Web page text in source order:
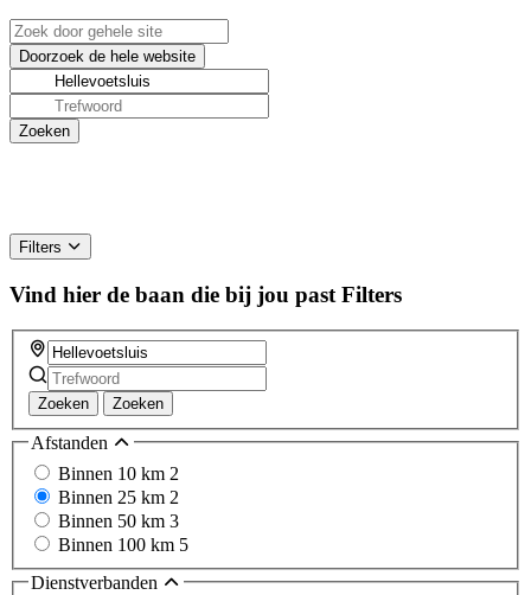
Filters
Vind hier de baan die bij jou past Filters
Zoeken Zoeken
Afstanden
Binnen 10 km 2
Binnen 25 km 2
Binnen 50 km 3
Binnen 100 km 5
Dienstverbanden